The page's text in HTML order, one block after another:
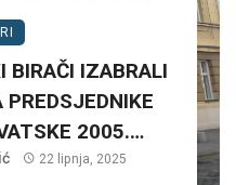
BIRAČI IZABRALI
2005.
22 lipnja, 2025